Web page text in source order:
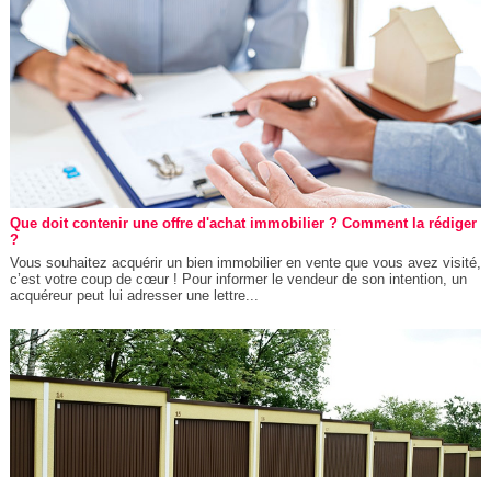
Que doit contenir une offre d'achat immobilier ? Comment la rédiger
?
Vous souhaitez acquérir un bien immobilier en vente que vous avez visité,
c’est votre coup de cœur ! Pour informer le vendeur de son intention, un
acquéreur peut lui adresser une lettre...